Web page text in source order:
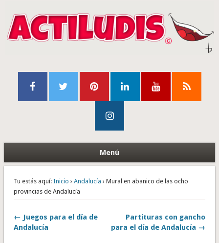
Menú
Tu estás aquí: Inicio › Andalucía › Mural en abanico de las ocho
provincias de Andalucía
← Juegos para el día de
Andalucía
Partituras con gancho
para el día de Andalucía →